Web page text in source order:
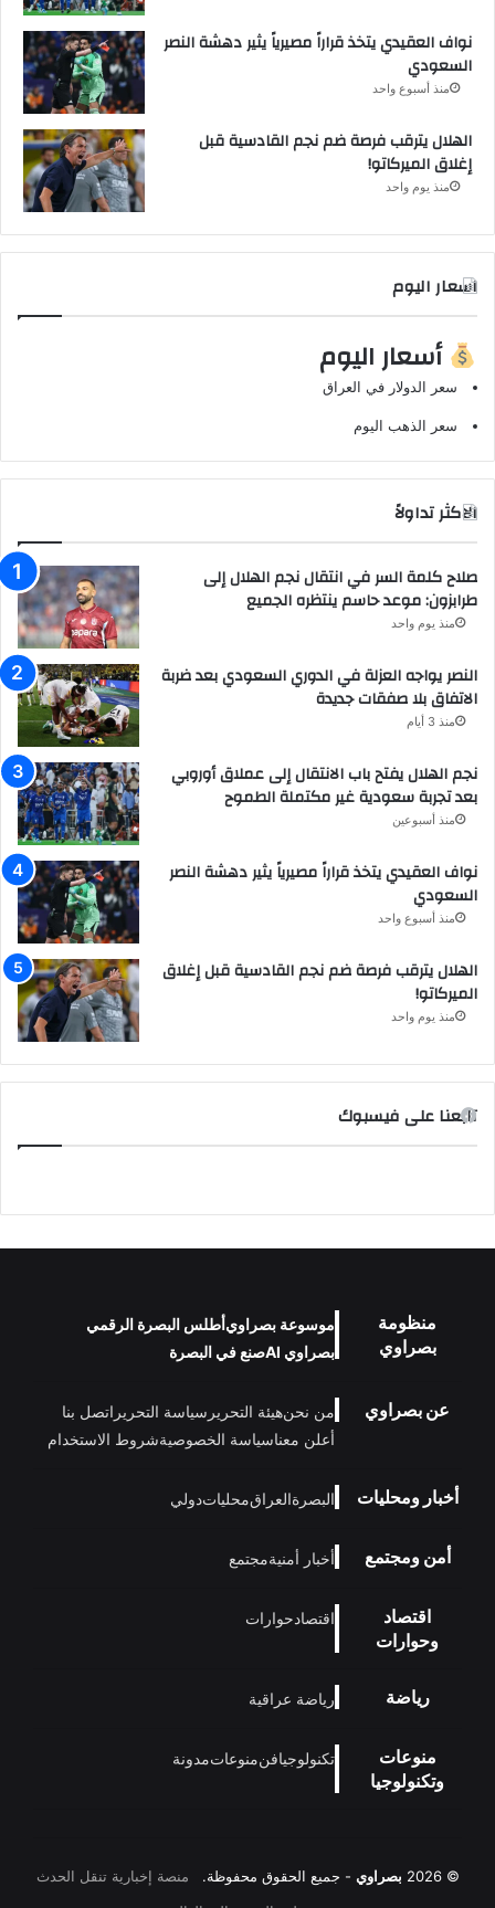
نواف العقيدي يتخذ قراراً مصيرياً يثير دهشة النصر
السعودي
منذ أسبوع واحد
الهلال يترقب فرصة ضم نجم القادسية قبل
إغلاق الميركاتو!
منذ يوم واحد
اسعار اليوم
أسعار اليوم
سعر الدولار في العراق
سعر الذهب اليوم
الاكثر تداولاً
صلاح كلمة السر في انتقال نجم الهلال إلى
طرابزون: موعد حاسم ينتظره الجميع
منذ يوم واحد
النصر يواجه العزلة في الدوري السعودي بعد ضربة
الاتفاق بلا صفقات جديدة
منذ 3 أيام
نجم الهلال يفتح باب الانتقال إلى عملاق أوروبي
بعد تجربة سعودية غير مكتملة الطموح
منذ أسبوعين
نواف العقيدي يتخذ قراراً مصيرياً يثير دهشة النصر
السعودي
منذ أسبوع واحد
الهلال يترقب فرصة ضم نجم القادسية قبل إغلاق
الميركاتو!
منذ يوم واحد
تابعنا على فيسبوك
منظومة
بصراوي
موسوعة بصراوي أطلس البصرة الرقمي
بصراوي AI
صنع في البصرة
عن بصراوي من نحنهيئة التحرير سياسة التحرير اتصل بنا
أعلن معناسياسة الخصوصيةشروط الاستخدام
أخبار ومحليات البصرةالعراقمحلياتدولي
أمن ومجتمع أخبار أمنيةمجتمع
اقتصاد
وحوارات
اقتصادحوارات
رياضة رياضة عراقية
منوعات
وتكنولوجيا
تكنولوجيافنمنوعاتمدونة
© 2026 بصراوي - جميع الحقوق محفوظة.
منصة إخبارية تنقل الحدث